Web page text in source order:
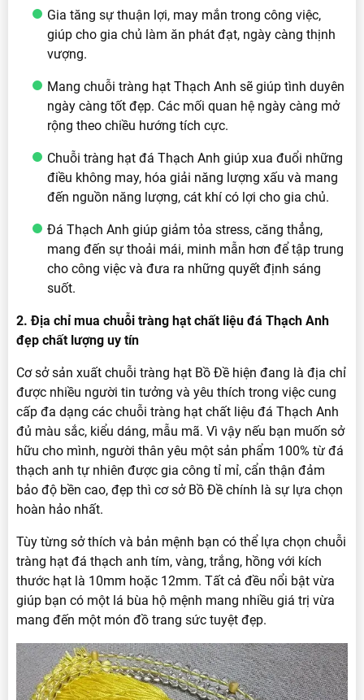
Gia tăng sự thuận lợi, may mắn trong công việc,
giúp cho gia chủ làm ăn phát đạt, ngày càng thịnh
vượng.
Mang chuỗi tràng hạt Thạch Anh sẽ giúp tình duyên
ngày càng tốt đẹp. Các mối quan hệ ngày càng mở
rộng theo chiều hướng tích cực.
Chuỗi tràng hạt đá Thạch Anh giúp xua đuổi những
điều không may, hóa giải năng lượng xấu và mang
đến nguồn năng lượng, cát khí có lợi cho gia chủ.
Đá Thạch Anh giúp giảm tỏa stress, căng thẳng,
mang đến sự thoải mái, minh mẫn hơn để tập trung
cho công việc và đưa ra những quyết định sáng
suốt.
2. Địa chỉ mua chuỗi tràng hạt chất liệu đá Thạch Anh
đẹp chất lượng uy tín
Cơ sở sản xuất chuỗi tràng hạt Bồ Đề hiện đang là địa chỉ
được nhiều người tin tưởng và yêu thích trong việc cung
cấp đa dạng các chuỗi tràng hạt chất liệu đá Thạch Anh
đủ màu sắc, kiểu dáng, mẫu mã. Vì vậy nếu bạn muốn sở
hữu cho mình, người thân yêu một sản phẩm 100% từ đá
thạch anh tự nhiên được gia công tỉ mỉ, cẩn thận đảm
bảo độ bền cao, đẹp thì cơ sở Bồ Đề chính là sự lựa chọn
hoàn hảo nhất.
Tùy từng sở thích và bản mệnh bạn có thể lựa chọn chuỗi
tràng hạt đá thạch anh tím, vàng, trắng, hồng với kích
thước hạt là 10mm hoặc 12mm. Tất cả đều nổi bật vừa
giúp bạn có một lá bùa hộ mệnh mang nhiều giá trị vừa
mang đến một món đồ trang sức tuyệt đẹp.